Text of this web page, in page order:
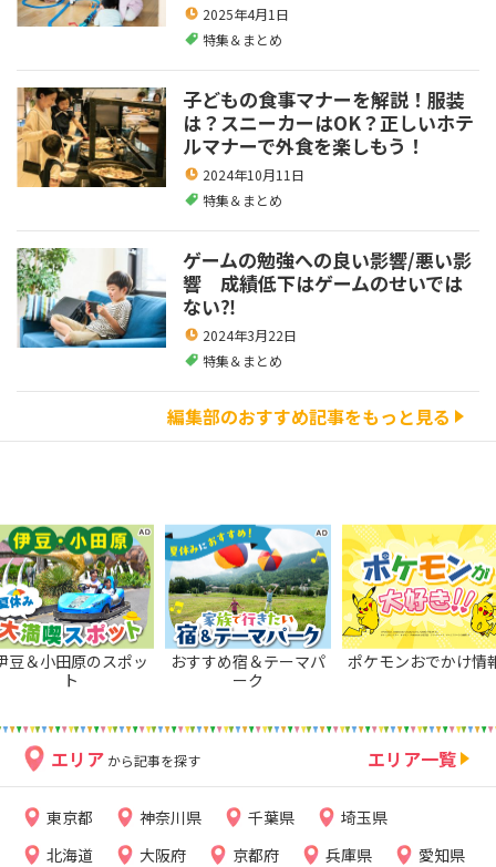
2025年4月1日
特集＆まとめ
子どもの食事マナーを解説！服装
は？スニーカーはOK？正しいホテ
ルマナーで外食を楽しもう！
2024年10月11日
特集＆まとめ
ゲームの勉強への良い影響/悪い影
響 成績低下はゲームのせいでは
ない⁈
2024年3月22日
特集＆まとめ
編集部のおすすめ記事をもっと見る
豆＆小田原のスポッ
ト
おすすめ宿＆テーマパ
ーク
ポケモンおでかけ情
エリア から記事を探す エリア一覧
東京都 神奈川県 千葉県
埼玉県
北海道
大阪府 京都府 兵庫県
愛知県